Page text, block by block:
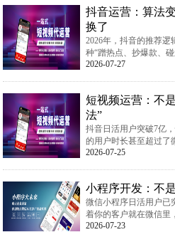
抖音运营：算法
换了
2026年，抖音的推荐
种“蹭热点、抄爆款、碰
2026-07-27
短视频运营：不
法”
抖音日活用户突破7亿
的用户时长甚至超过了
2026-07-25
小程序开发：不
微信小程序日活用户已
着你的客户就在微信里
2026-07-23